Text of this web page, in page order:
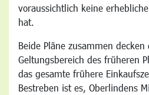
voraussichtlich keine
hat.
Beide Pläne zusammen
Geltungsbereich des früheren
das gesamte frühere
Bestreben ist es, Oberlindens